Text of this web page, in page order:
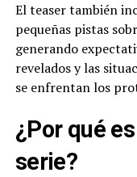
El teaser también
pequeñas pistas
generando
revelados y las
se enfrentan los
¿Por qué
serie?